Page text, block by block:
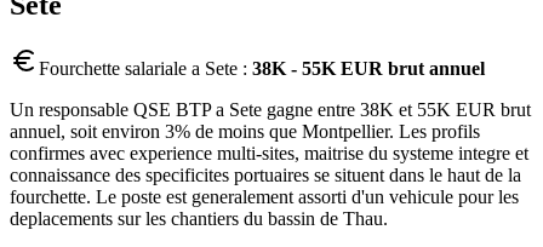
Fourchette salariale a Sete : 38K - 55K EUR brut annuel
Un responsable QSE BTP a Sete gagne entre 38K et 55K EUR brut
annuel, soit environ 3% de moins que Montpellier. Les profils
confirmes avec experience multi-sites, maitrise du systeme integre et
connaissance des specificites portuaires se situent dans le haut de la
fourchette. Le poste est generalement assorti d'un vehicule pour les
deplacements sur les chantiers du bassin de Thau.